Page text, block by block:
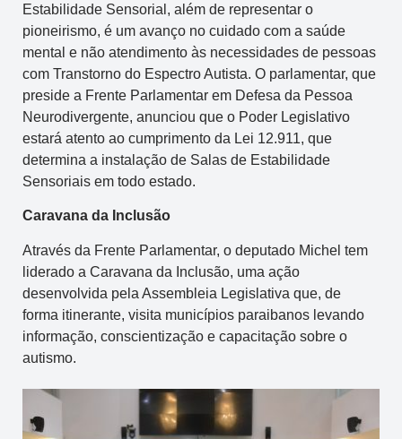
Estabilidade Sensorial, além de representar o
pioneirismo, é um avanço no cuidado com a saúde
mental e não atendimento às necessidades de pessoas
com Transtorno do Espectro Autista. O parlamentar, que
preside a Frente Parlamentar em Defesa da Pessoa
Neurodivergente, anunciou que o Poder Legislativo
estará atento ao cumprimento da Lei 12.911, que
determina a instalação de Salas de Estabilidade
Sensoriais em todo estado.
Caravana da Inclusão
Através da Frente Parlamentar, o deputado Michel tem
liderado a Caravana da Inclusão, uma ação
desenvolvida pela Assembleia Legislativa que, de
forma itinerante, visita municípios paraibanos levando
informação, conscientização e capacitação sobre o
autismo.